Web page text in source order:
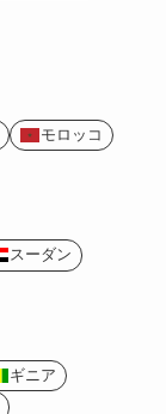
モロッコ
スーダン
ギニア